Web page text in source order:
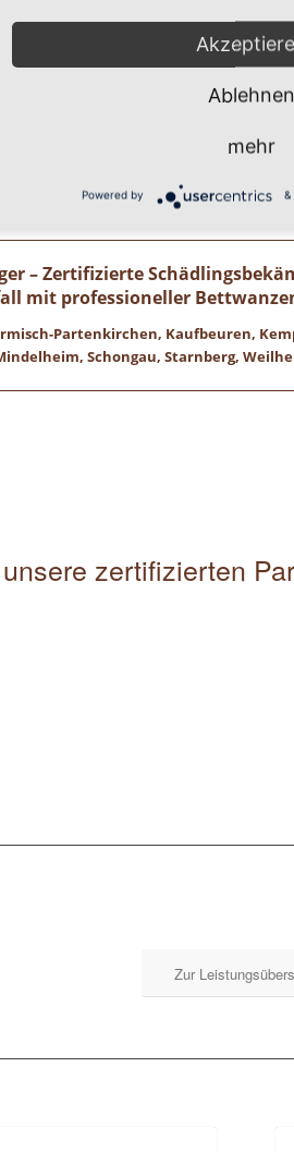
Haut
u. a.
Hilfe ? Dann rufen Sie
0 8 2 4 1 / 8 0 2
Wir freuen uns auf
– Zertifizierte
mit professioneller
Partenkirchen, Kaufbeuren,
Schongau, Starnberg,
zertifizierten
Zur
Ablehnen
mehr
Powered by &